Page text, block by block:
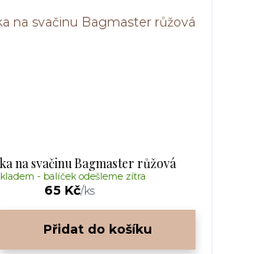
na svačinu Bagmaster růžová
65 Kč/ks
- balíček odešleme zítra
Přidat do košíku